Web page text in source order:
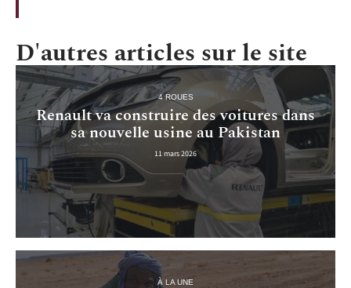
D'autres articles sur le site
4 ROUES
Renault va construire des voitures dans
sa nouvelle usine au Pakistan
11 mars 2026
À LA UNE